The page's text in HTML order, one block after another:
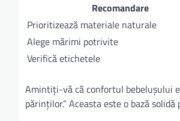
Recomandare
Prioritizează materiale naturale
Alege mărimi potrivite
Verifică etichetele
Amintiți-vă că confortul bebelușului
părinților.” Aceasta este o bază